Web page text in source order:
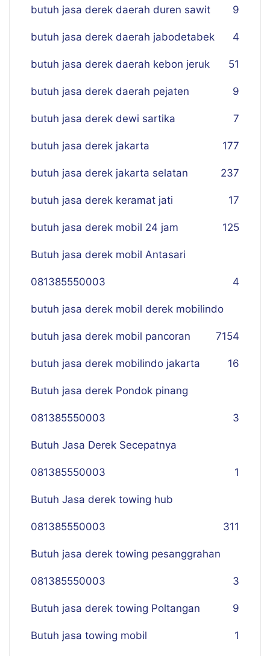
butuh jasa derek daerah duren sawit 9
butuh jasa derek daerah jabodetabek 4
butuh jasa derek daerah kebon jeruk 51
butuh jasa derek daerah pejaten 9
butuh jasa derek dewi sartika 7
butuh jasa derek jakarta 177
butuh jasa derek jakarta selatan 237
butuh jasa derek keramat jati 17
butuh jasa derek mobil 24 jam 125
Butuh jasa derek mobil Antasari
081385550003 4
butuh jasa derek mobil derek mobilindo
154
butuh jasa derek mobil pancoran 7
butuh jasa derek mobilindo jakarta 16
Butuh jasa derek Pondok pinang
081385550003 3
Butuh Jasa Derek Secepatnya
081385550003 1
Butuh Jasa derek towing hub
081385550003 311
Butuh jasa derek towing pesanggrahan
081385550003 3
Butuh jasa derek towing Poltangan 9
Butuh jasa towing mobil 1